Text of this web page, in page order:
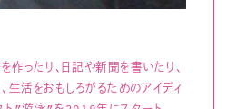
ったり、日記や新聞を書いたり、
生活をおもしろがるためのアイディ